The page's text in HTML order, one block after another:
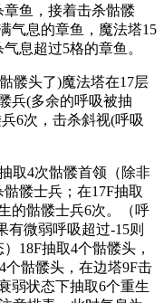
鱼，接着击杀骷髅
气息的章鱼，魔法塔15
息超过5格的章鱼。
髅头了)魔法塔在17层
兵(多余的呼吸被抽
6次，击杀斜视(呼吸
取4次骷髅首领（除非
髅士兵；在17F抽取
的骷髅士兵6次。（呼
有微弱呼吸超过-15则
18F抽取4个骷髅头，
个骷髅头，在边塔9F击
弱状态下抽取6个重生